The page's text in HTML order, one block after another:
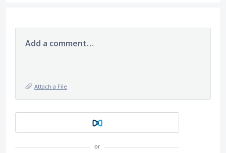
Add a comment…
Attach a File
or